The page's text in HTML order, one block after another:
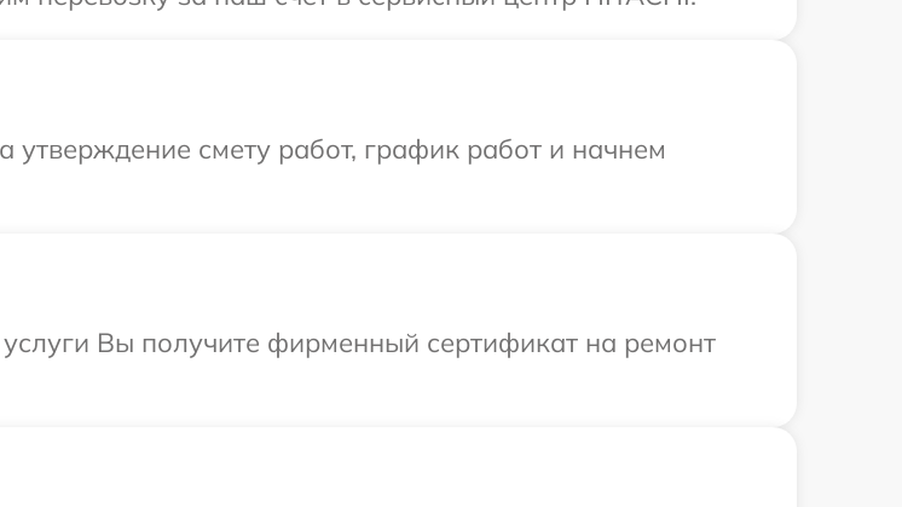
смету работ, график работ и начнем
Вы получите фирменный сертификат на ремонт